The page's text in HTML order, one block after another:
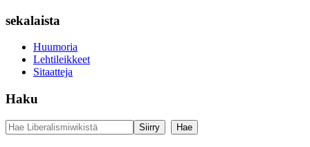
sekalaista
Huumoria
Lehtileikkeet
Sitaatteja
Haku